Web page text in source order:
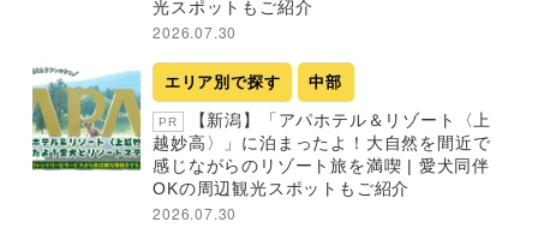
光スポットもご紹介
2026.07.30
エリア別で探す 中部
PR
【新潟】「アパホテル＆リゾート〈上
越妙高〉」に泊まったよ！大自然を間近で
感じながらのリゾート旅を満喫 | 愛犬同伴
OKの周辺観光スポットもご紹介
2026.07.30